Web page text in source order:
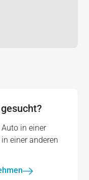
in einer
einer anderen